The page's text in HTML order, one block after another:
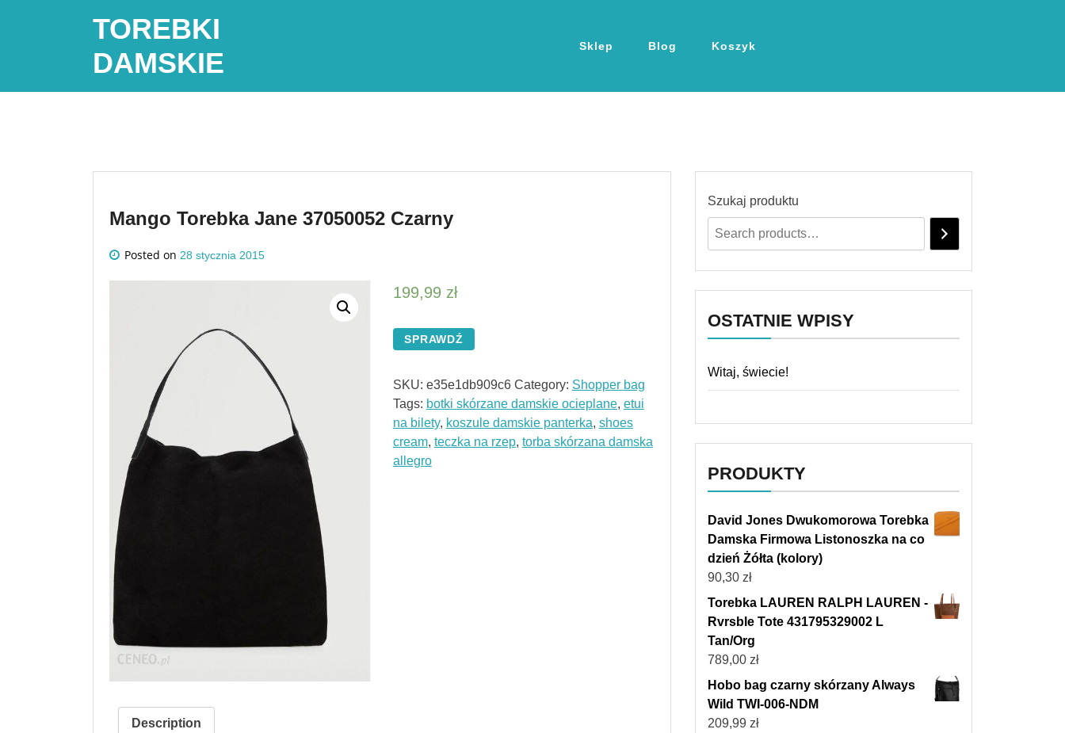
TOREBKI
DAMSKIE
Sklep Blog Koszyk
Mango Torebka Jane 37050052 Czarny
Posted on 28 stycznia 2015
199,99 zł
SPRAWDŹ
SKU: e35e1db909c6 Category: Shopper bag
Tags: botki skórzane damskie ocieplane, etui
na bilety, koszule damskie panterka, shoes
cream, teczka na rzep, torba skórzana damska
allegro
Description
Szukaj produktu
OSTATNIE WPISY
Witaj, świecie!
PRODUKTY
David Jones Dwukomorowa Torebka
Damska Firmowa Listonoszka na co
dzień Żółta (kolory)
90,30 zł
Torebka LAUREN RALPH LAUREN -
Rvrsble Tote 431795329002 L
Tan/Org
789,00 zł
Hobo bag czarny skórzany Always
Wild TWI-006-NDM
209,99 zł